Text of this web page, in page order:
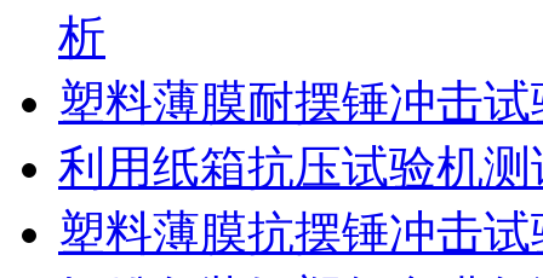
析
塑料薄膜耐摆锤冲击
利用纸箱抗压试验机
塑料薄膜抗摆锤冲击